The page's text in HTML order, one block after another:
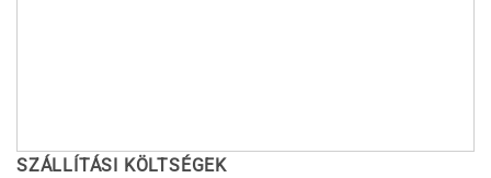
SZÁLLÍTÁSI KÖLTSÉGEK